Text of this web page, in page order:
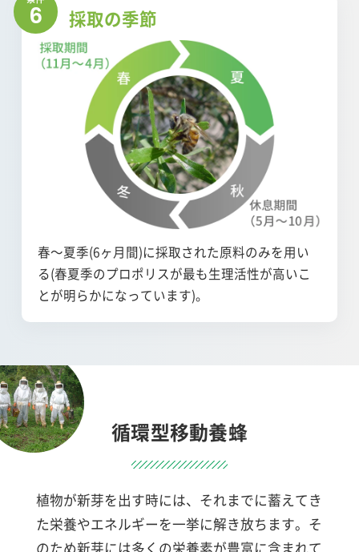
6 採取の季節
春～夏季(6ヶ月間)に採取された原料のみを用い
る(春夏季のプロポリスが最も生理活性が高いこ
とが明らかになっています)。
循環型移動養蜂
植物が新芽を出す時には、それまでに蓄えてき
た栄養やエネルギーを一挙に解き放ちます。そ
のため新芽には多くの栄養素が豊富に含まれて